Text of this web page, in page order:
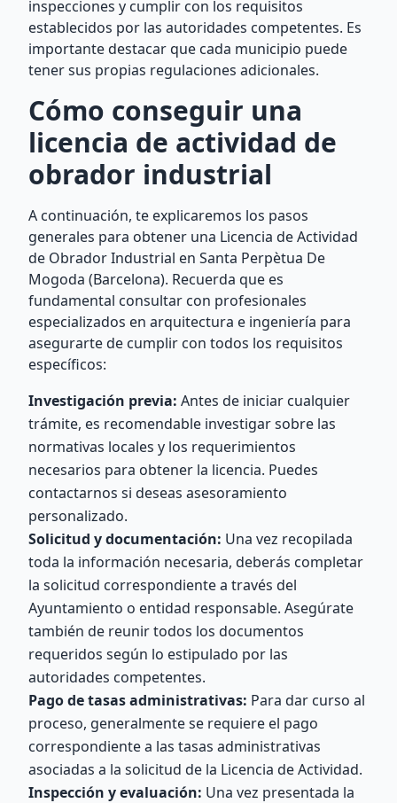
inspecciones y cumplir con los requisitos
establecidos por las autoridades competentes. Es
importante destacar que cada municipio puede
tener sus propias regulaciones adicionales.
Cómo conseguir una
licencia de actividad de
obrador industrial
A continuación, te explicaremos los pasos
generales para obtener una Licencia de Actividad
de Obrador Industrial en Santa Perpètua De
Mogoda (Barcelona). Recuerda que es
fundamental consultar con profesionales
especializados en arquitectura e ingeniería para
asegurarte de cumplir con todos los requisitos
específicos:
Investigación previa: Antes de iniciar cualquier
trámite, es recomendable investigar sobre las
normativas locales y los requerimientos
necesarios para obtener la licencia. Puedes
contactarnos si deseas asesoramiento
personalizado.
Solicitud y documentación: Una vez recopilada
toda la información necesaria, deberás completar
la solicitud correspondiente a través del
Ayuntamiento o entidad responsable. Asegúrate
también de reunir todos los documentos
requeridos según lo estipulado por las
autoridades competentes.
Pago de tasas administrativas: Para dar curso al
proceso, generalmente se requiere el pago
correspondiente a las tasas administrativas
asociadas a la solicitud de la Licencia de Actividad.
Inspección y evaluación: Una vez presentada la